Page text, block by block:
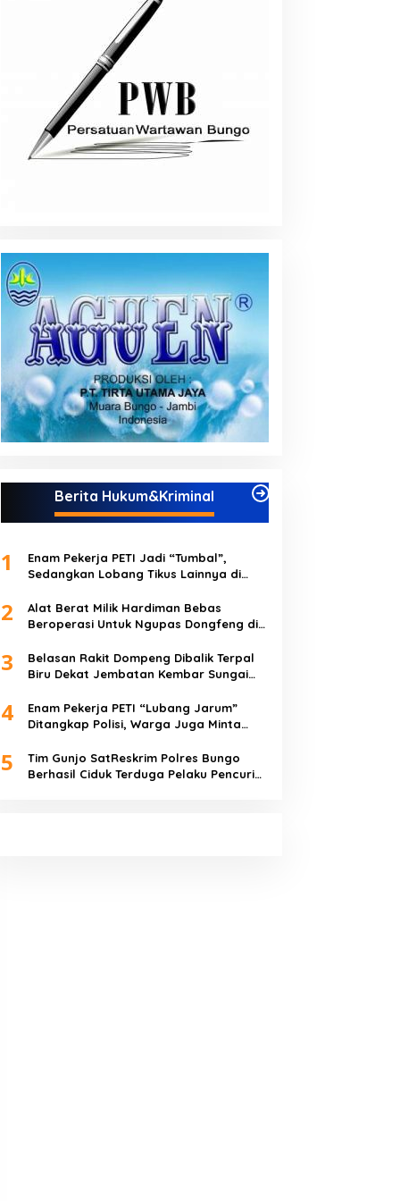
Berita Hukum&Kriminal
1
Enam Pekerja PETI Jadi “Tumbal”,
Sedangkan Lobang Tikus Lainnya di
Beroperasi
2
Alat Berat Milik Hardiman Bebas
Beroperasi Untuk Ngupas Dongfeng di
3
Belasan Rakit Dompeng Dibalik Terpal
Biru Dekat Jembatan Kembar Sungai
4
Enam Pekerja PETI “Lubang Jarum”
Ditangkap Polisi, Warga Juga Minta
5
Tim Gunjo SatReskrim Polres Bungo
Berhasil Ciduk Terduga Pelaku Pencuri